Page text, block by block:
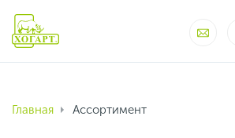
Главная Ассортимент